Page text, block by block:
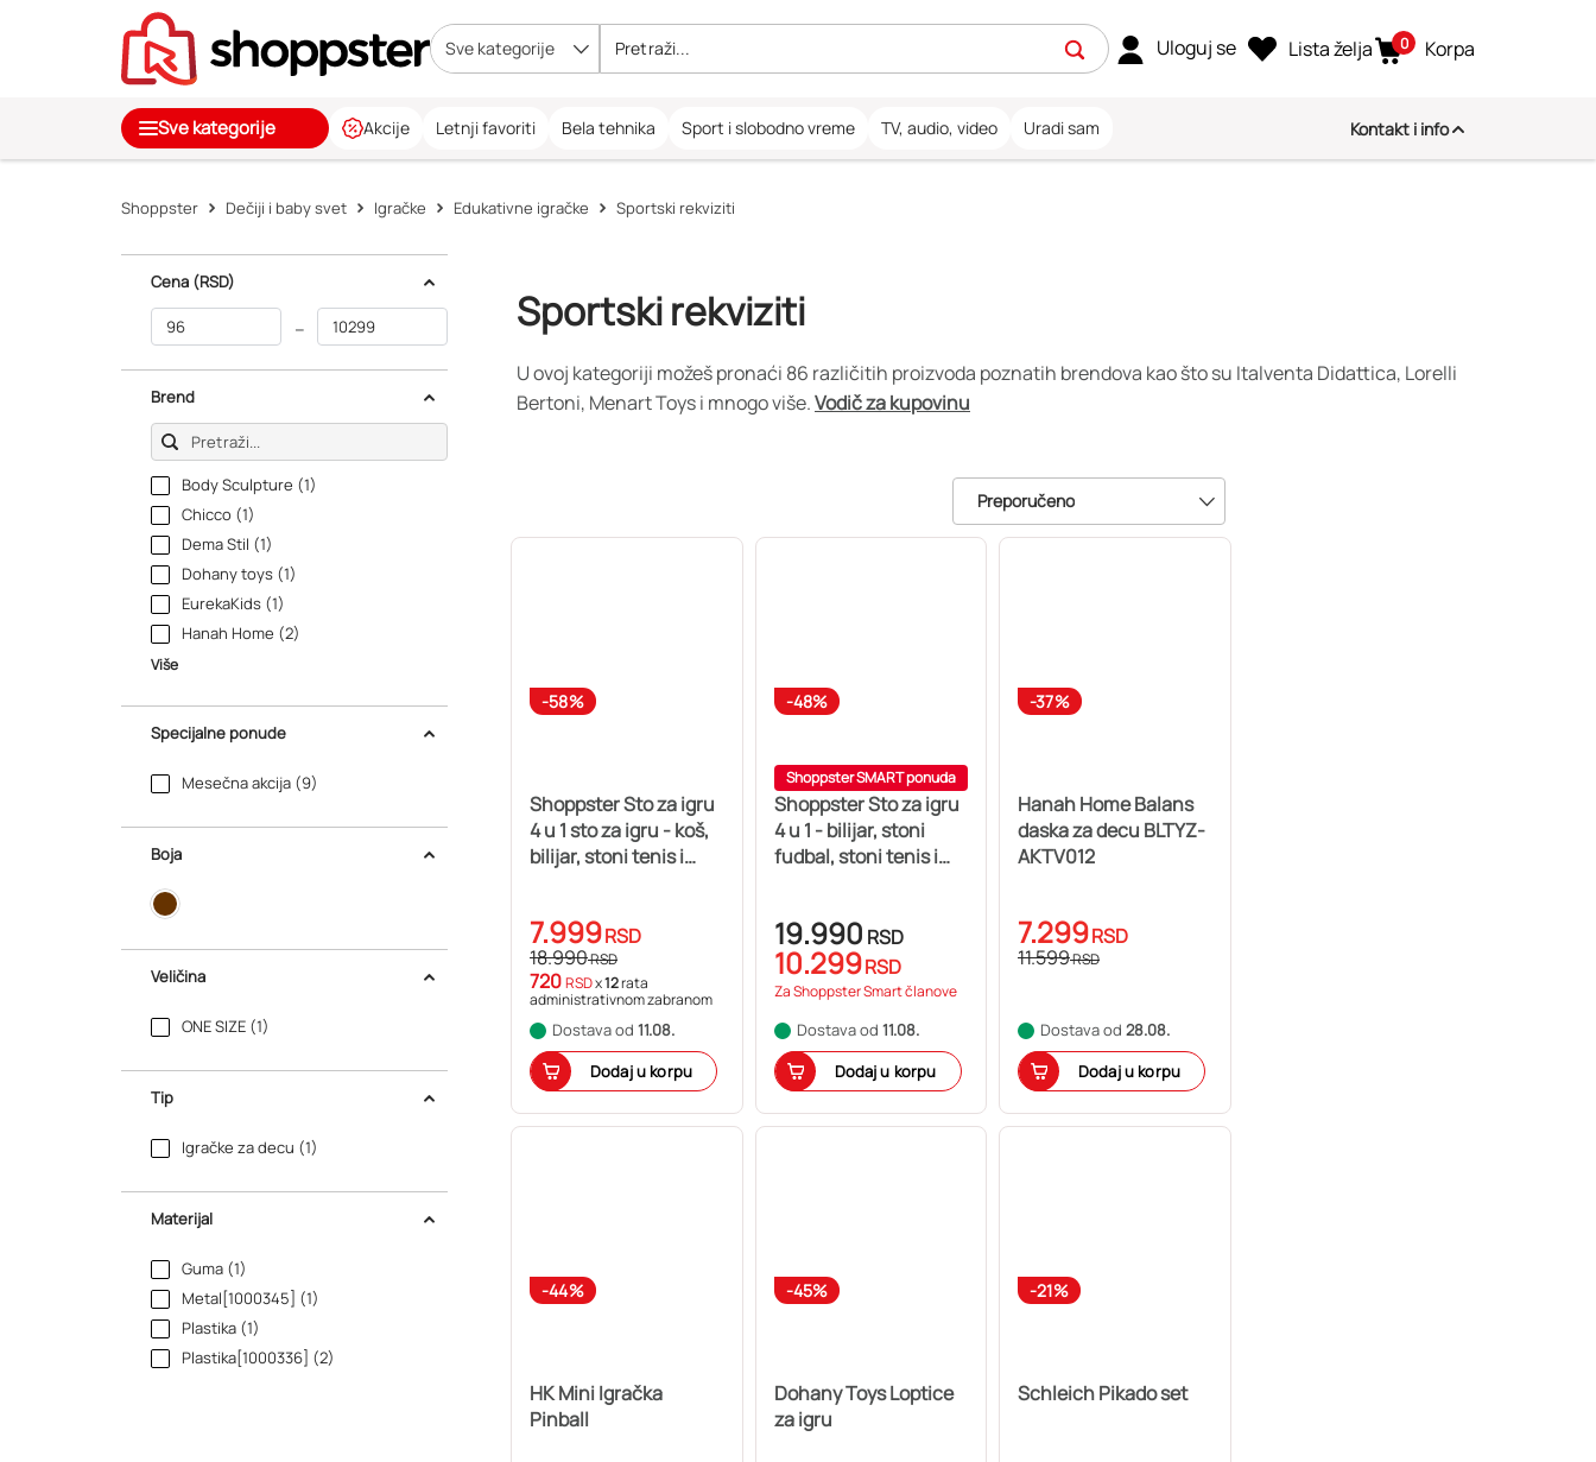
Sve kategorije Uloguj se Lista želja 0 Korpa
Sve kategorije Akcije Letnji favoriti Bela tehnika Sport i slobodno vreme TV, audio, video Uradi sam Kontakt i info
Shoppster Dečiji i baby svet Igračke Edukativne igračke Sportski rekviziti
Cena (RSD)
–
Brend
Body Sculpture (1)
Chicco (1)
Dema Stil (1)
Dohany toys (1)
EurekaKids (1)
Hanah Home (2)
Više
Specijalne ponude
Mesečna akcija (9)
Boja
Veličina
ONE SIZE (1)
Tip
Igračke za decu (1)
Materijal
Guma (1)
Metal[1000345] (1)
Plastika (1)
Plastika[1000336] (2)
Sportski rekviziti
U ovoj kategoriji možeš pronaći 86 različitih proizvoda poznatih brendova kao što su Italventa Didattica, Lorelli
Bertoni, Menart Toys i mnogo više.Vodič za kupovinu
Preporučeno
-58%
Shoppster Sto za igru
4 u 1 sto za igru - koš,
bilijar, stoni tenis i
7.999RSD
18.990RSD
720RSDx12rata
administrativnom zabranom
Dostava od 11.08.
Dodaj u korpu
-48%
Shoppster SMART ponuda
Shoppster Sto za igru
4 u 1 - bilijar, stoni
fudbal, stoni tenis i
19.990 RSD
10.299RSD
Za Shoppster Smart članove
Dostava od 11.08.
Dodaj u korpu
-37%
Hanah Home Balans
daska za decu BLTYZ-
AKTV012
7.299RSD
11.599RSD
Dostava od 28.08.
Dodaj u korpu
-44%
HK Mini Igračka
Pinball
-45%
Dohany Toys Loptice
za igru
-21%
Schleich Pikado set